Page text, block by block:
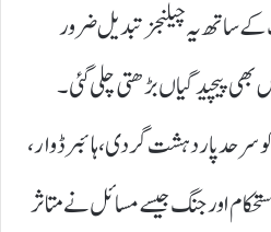
کے ساتھ یہ چیلنجز تبدیل ضرور
پیچیدگیاں بڑھتی چلی گئی۔
سرحد پار دہشت گردی، ہائبرڈ وار،
اور جنگ جیسے مسائل نے متاثر